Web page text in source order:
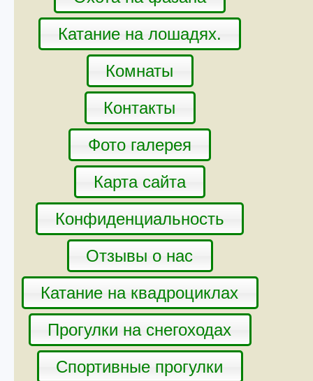
Катание на лошадях.
Комнаты
Контакты
Фото галерея
Карта сайта
Конфиденциальность
Отзывы о нас
Катание на квадроциклах
Прогулки на снегоходах
Спортивные прогулки